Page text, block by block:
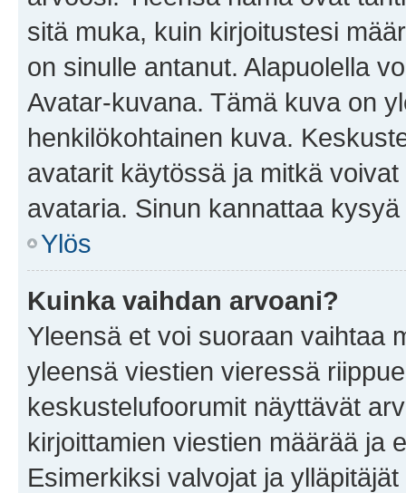
sitä muka, kuin kirjoitustesi
on sinulle antanut. Alapuolella
Avatar-kuvana. Tämä kuva on
henkilökohtainen kuva.
avatarit käytössä ja mitkä
avataria. Sinun kannattaa
Ylös
Kuinka vaihdan arvoani?
Yleensä et voi suoraan vaihtaa
yleensä viestien vieressä
keskustelufoorumit näyttävät
kirjoittamien viestien määrää ja
Esimerkiksi valvojat ja